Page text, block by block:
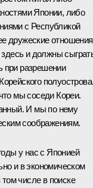
Японии, либо
с Республикой
дружеские отношения
и должны
при разрешении
мы соседи Кореи.
И мы по нему
соображениям.
у нас с Японией
и в экономическом
числе в поиске